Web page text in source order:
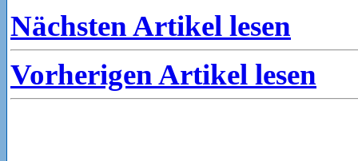
Nächsten Artikel lesen
Vorherigen Artikel lesen